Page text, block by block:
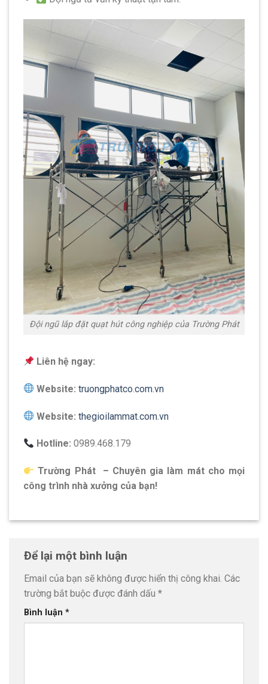
Đội ngũ lắp đặt quạt hút công nghiệp của Trường Phát
Liên hệ ngay:
Website: truongphatco.com.vn
Website:thegioilammat.com.vn
Hotline: 0989.468.179
Trường Phát – Chuyên gia làm mát cho mọi
công trình nhà xưởng của bạn!
Để lại một bình luận
Email của bạn sẽ không được hiển thị công khai. Các
trường bắt buộc được đánh dấu *
Bình luận *